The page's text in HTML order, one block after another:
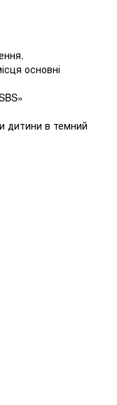
основні
дитини в темний